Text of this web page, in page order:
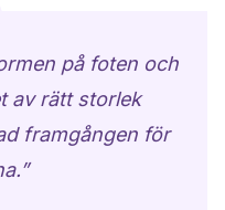
på foten och
av rätt storlek
framgången för